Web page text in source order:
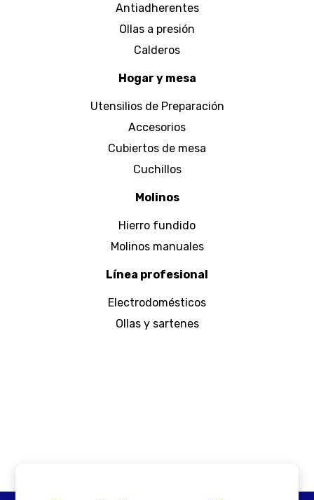
Antiadherentes
Ollas a presión
Calderos
Hogar y mesa
Utensilios de Preparación
Accesorios
Cubiertos de mesa
Cuchillos
Molinos
Hierro fundido
Molinos manuales
Línea profesional
Electrodomésticos
Ollas y sartenes